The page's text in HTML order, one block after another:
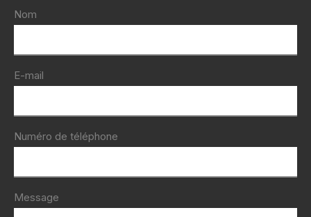
Nom
E-mail
Numéro de téléphone
Message